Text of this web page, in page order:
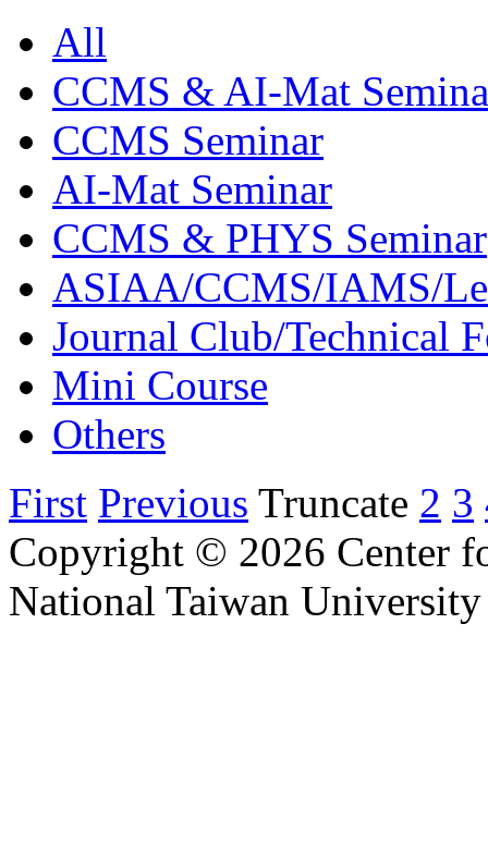
All
CCMS & AI-Mat
CCMS Seminar
AI-Mat Seminar
CCMS & PHYS Seminar
ASIAA/CCMS/IAMS/
Journal Club/Technical
Mini Course
Others
First Previous Truncate 2 3
Copyright © 2026 Center
National Taiwan University